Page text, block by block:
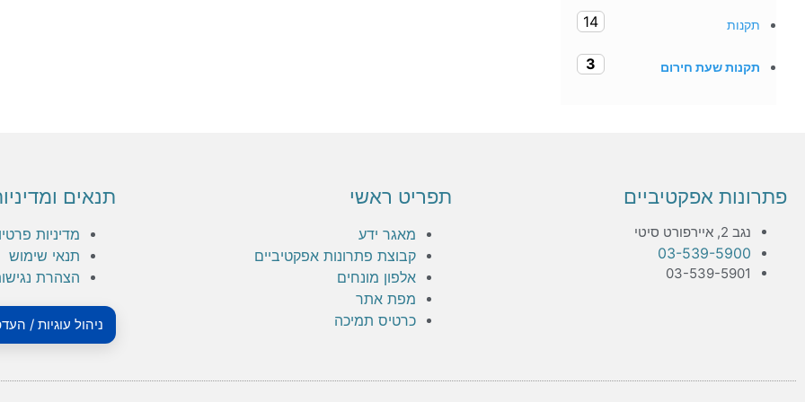
תקנות 14
תקנות שעת חירום 3
פתרונות אפקטיביים
נגב 2, איירפורט סיטי
03-539-5900
03-539-5901
תפריט ראשי
מאגר ידע
קבוצת פתרונות אפקטיביים
אלפון מונחים
מפת אתר
כרטיס תמיכה
תנאים
מדיניות
תנאי שימוש
הצהרת
ניהול עוגיות /